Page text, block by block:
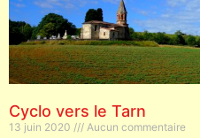
Cyclo vers le Tarn
13 juin 2020 Aucun commentaire